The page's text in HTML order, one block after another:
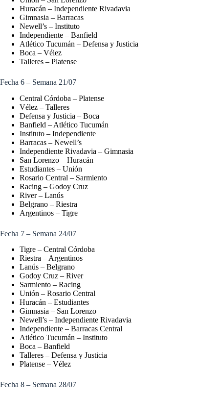
Huracán – Independiente Rivadavia
Gimnasia – Barracas
Newell’s – Instituto
Independiente – Banfield
Atlético Tucumán – Defensa y Justicia
Boca – Vélez
Talleres – Platense
Fecha 6 – Semana 21/07
Central Córdoba – Platense
Vélez – Talleres
Defensa y Justicia – Boca
Banfield – Atlético Tucumán
Instituto – Independiente
Barracas – Newell’s
Independiente Rivadavia – Gimnasia
San Lorenzo – Huracán
Estudiantes – Unión
Rosario Central – Sarmiento
Racing – Godoy Cruz
River – Lanús
Belgrano – Riestra
Argentinos – Tigre
Fecha 7 – Semana 24/07
Tigre – Central Córdoba
Riestra – Argentinos
Lanús – Belgrano
Godoy Cruz – River
Sarmiento – Racing
Unión – Rosario Central
Huracán – Estudiantes
Gimnasia – San Lorenzo
Newell’s – Independiente Rivadavia
Independiente – Barracas Central
Atlético Tucumán – Instituto
Boca – Banfield
Talleres – Defensa y Justicia
Platense – Vélez
Fecha 8 – Semana 28/07